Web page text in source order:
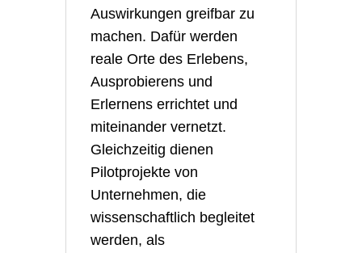
Auswirkungen greifbar zu
machen. Dafür werden
reale Orte des Erlebens,
Ausprobierens und
Erlernens errichtet und
miteinander vernetzt.
Gleichzeitig dienen
Pilotprojekte von
Unternehmen, die
wissenschaftlich begleitet
werden, als